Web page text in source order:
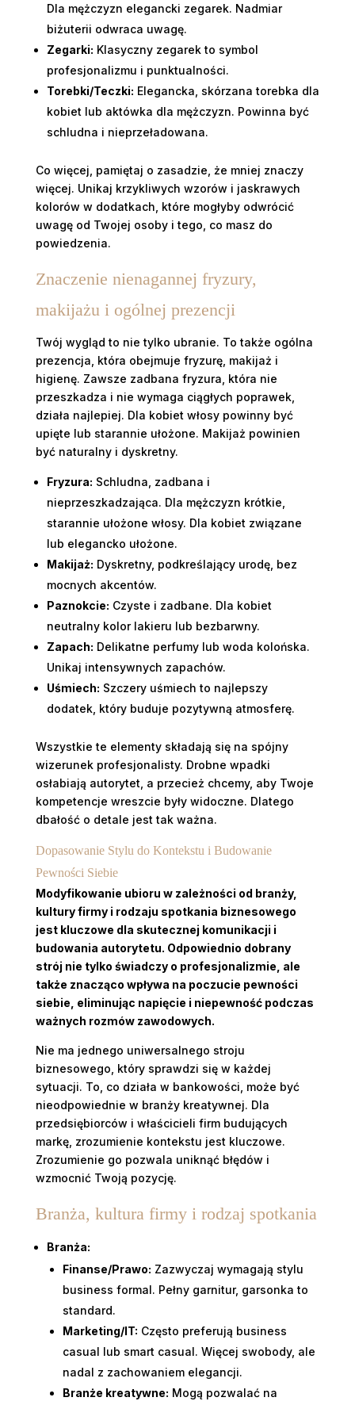
Dla mężczyzn elegancki zegarek. Nadmiar
biżuterii odwraca uwagę.
Zegarki: Klasyczny zegarek to symbol
profesjonalizmu i punktualności.
Torebki/Teczki: Elegancka, skórzana torebka dla
kobiet lub aktówka dla mężczyzn. Powinna być
schludna i nieprzeładowana.
Co więcej, pamiętaj o zasadzie, że mniej znaczy
więcej. Unikaj krzykliwych wzorów i jaskrawych
kolorów w dodatkach, które mogłyby odwrócić
uwagę od Twojej osoby i tego, co masz do
powiedzenia.
Znaczenie nienagannej fryzury,
makijażu i ogólnej prezencji
Twój wygląd to nie tylko ubranie. To także ogólna
prezencja, która obejmuje fryzurę, makijaż i
higienę. Zawsze zadbana fryzura, która nie
przeszkadza i nie wymaga ciągłych poprawek,
działa najlepiej. Dla kobiet włosy powinny być
upięte lub starannie ułożone. Makijaż powinien
być naturalny i dyskretny.
Fryzura: Schludna, zadbana i
nieprzeszkadzająca. Dla mężczyzn krótkie,
starannie ułożone włosy. Dla kobiet związane
lub elegancko ułożone.
Makijaż: Dyskretny, podkreślający urodę, bez
mocnych akcentów.
Paznokcie: Czyste i zadbane. Dla kobiet
neutralny kolor lakieru lub bezbarwny.
Zapach: Delikatne perfumy lub woda kolońska.
Unikaj intensywnych zapachów.
Uśmiech: Szczery uśmiech to najlepszy
dodatek, który buduje pozytywną atmosferę.
Wszystkie te elementy składają się na spójny
wizerunek profesjonalisty. Drobne wpadki
osłabiają autorytet, a przecież chcemy, aby Twoje
kompetencje wreszcie były widoczne. Dlatego
dbałość o detale jest tak ważna.
Dopasowanie Stylu do Kontekstu i Budowanie
Pewności Siebie
Modyfikowanie ubioru w zależności od branży,
kultury firmy i rodzaju spotkania biznesowego
jest kluczowe dla skutecznej komunikacji i
budowania autorytetu. Odpowiednio dobrany
strój nie tylko świadczy o profesjonalizmie, ale
także znacząco wpływa na poczucie pewności
siebie, eliminując napięcie i niepewność podczas
ważnych rozmów zawodowych.
Nie ma jednego uniwersalnego stroju
biznesowego, który sprawdzi się w każdej
sytuacji. To, co działa w bankowości, może być
nieodpowiednie w branży kreatywnej. Dla
przedsiębiorców i właścicieli firm budujących
markę, zrozumienie kontekstu jest kluczowe.
Zrozumienie go pozwala uniknąć błędów i
wzmocnić Twoją pozycję.
Branża, kultura firmy i rodzaj spotkania
Branża:
Finanse/Prawo: Zazwyczaj wymagają stylu
business formal. Pełny garnitur, garsonka to
standard.
Marketing/IT: Często preferują business
casual lub smart casual. Więcej swobody, ale
nadal z zachowaniem elegancji.
Branże kreatywne: Mogą pozwalać na